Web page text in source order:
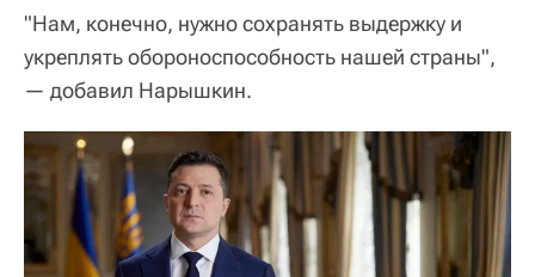
"Нам, конечно, нужно сохранять выдержку и
укреплять обороноспособность нашей страны",
— добавил Нарышкин.